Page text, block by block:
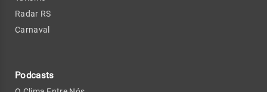
Radar RS
Carnaval
Podcasts